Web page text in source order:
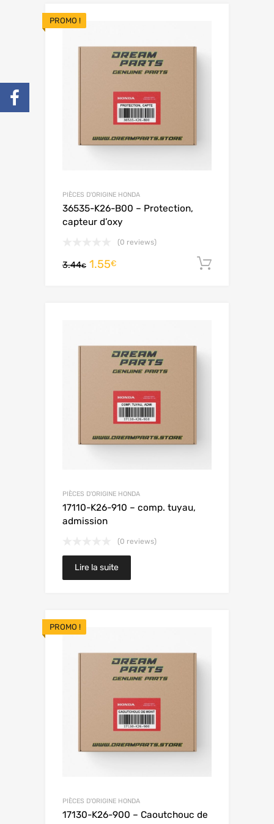
PROMO !
PIÈCES D'ORIGINE HONDA
36535-K26-B00 – Protection,
capteur d’oxy
(0 reviews)
3.44€ 1.55€
PIÈCES D'ORIGINE HONDA
17110-K26-910 – comp. tuyau,
admission
(0 reviews)
Lire la suite
PROMO !
PIÈCES D'ORIGINE HONDA
17130-K26-900 – Caoutchouc de